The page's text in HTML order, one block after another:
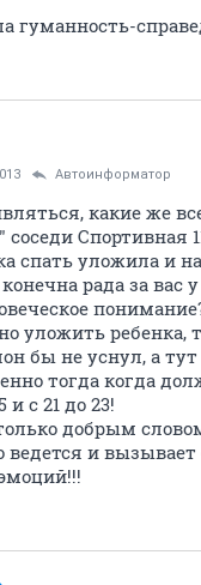
гуманность-
Автоинформатор
какие же
Спортивная
спать уложила и
рада за вас
уложить ребенка,
бы не уснул, а
тогда когда
и с 21 до 23!
добрым
ведется и